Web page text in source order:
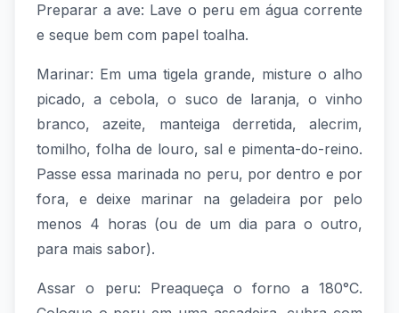
Preparar a ave: Lave o peru em água corrente
e seque bem com papel toalha.
Marinar: Em uma tigela grande, misture o alho
picado, a cebola, o suco de laranja, o vinho
branco, azeite, manteiga derretida, alecrim,
tomilho, folha de louro, sal e pimenta-do-reino.
Passe essa marinada no peru, por dentro e por
fora, e deixe marinar na geladeira por pelo
menos 4 horas (ou de um dia para o outro,
para mais sabor).
Assar o peru: Preaqueça o forno a 180°C.